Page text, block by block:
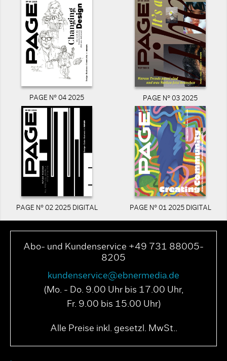
PAGE N° 04 2025 PAGE N° 03 2025
PAGE N° 02 2025 DIGITAL PAGE N° 01 2025 DIGITAL
Abo- und Kundenservice +49 731 88005-
8205
kundenservice@ebnermedia.de
(Mo. - Do. 9.00 Uhr bis 17.00 Uhr,
Fr. 9.00 bis 15.00 Uhr)
Alle Preise inkl. gesetzl. MwSt..